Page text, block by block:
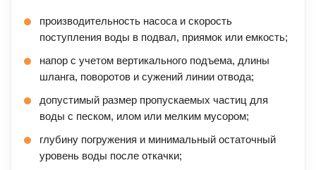
производительность насоса и скорость
поступления воды в подвал, приямок или емкость;
напор с учетом вертикального подъема, длины
шланга, поворотов и сужений линии отвода;
допустимый размер пропускаемых частиц для
воды с песком, илом или мелким мусором;
глубину погружения и минимальный остаточный
уровень воды после откачки;